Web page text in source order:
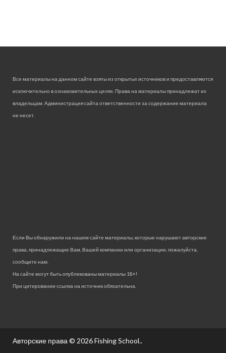
Все материалы на данном сайте взяты из открытых источников и предоставляются
исключительно в ознакомительных целях. Права на материалы принадлежат их
владельцам. Администрация сайта ответственности за содержание материала
не несет.
Если Вы обнаружили на нашем сайте материалы, которые нарушают авторские
права, принадлежащие Вам, Вашей компании или организации, пожалуйста,
сообщите нам.
На сайте могут быть опубликованы материалы 18+!
При цитировании ссылка на источник обязательна.
Авторские права © 2026Fishing School..